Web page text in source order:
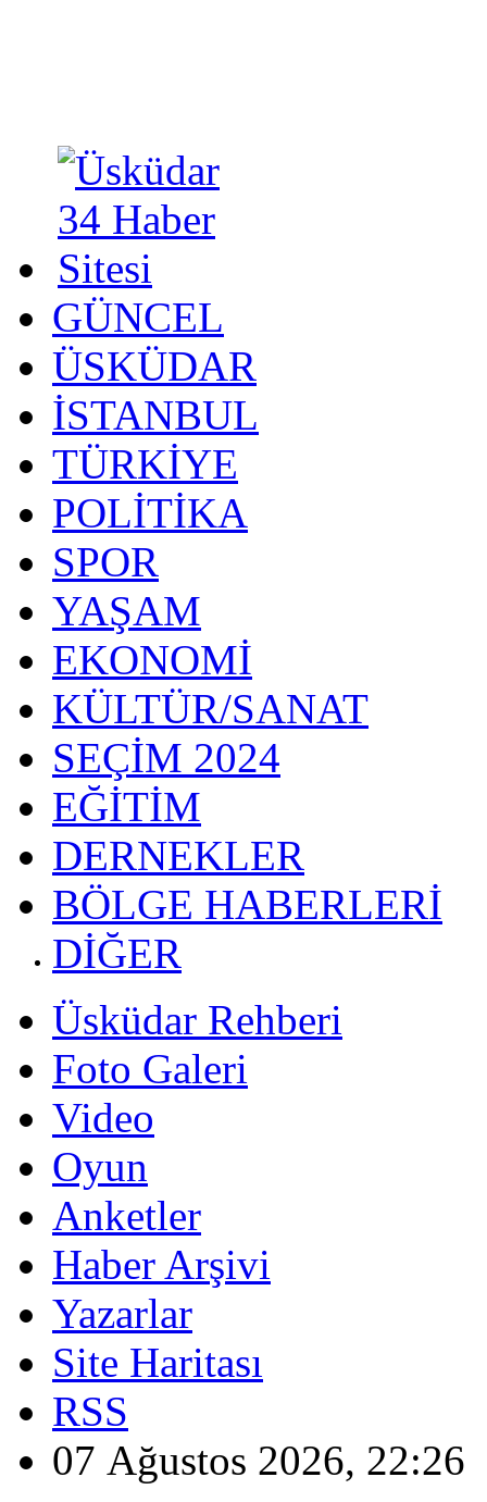
GÜNCEL
ÜSKÜDAR
İSTANBUL
TÜRKİYE
POLİTİKA
SPOR
YAŞAM
EKONOMİ
KÜLTÜR/SANAT
SEÇİM 2024
EĞİTİM
DERNEKLER
BÖLGE HABERLERİ
DİĞER
Üsküdar Rehberi
Foto Galeri
Video
Oyun
Anketler
Haber Arşivi
Yazarlar
Site Haritası
RSS
07 Ağustos 2026, 22:26